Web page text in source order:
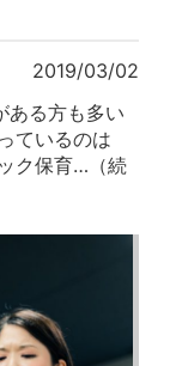
2019/03/02
ある方も多い
ているのは
ク保育…（続